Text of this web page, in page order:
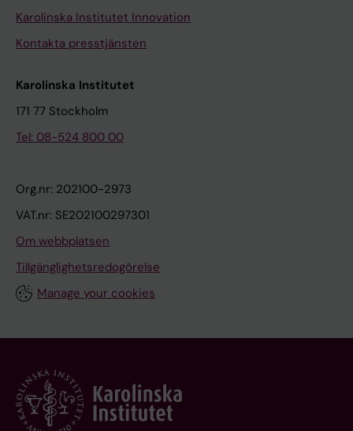
Karolinska Institutet Innovation
Kontakta presstjänsten
Karolinska Institutet
171 77 Stockholm
Tel: 08-524 800 00
Org.nr: 202100-2973
VAT.nr: SE202100297301
Om webbplatsen
Tillgänglighetsredogörelse
Manage your cookies